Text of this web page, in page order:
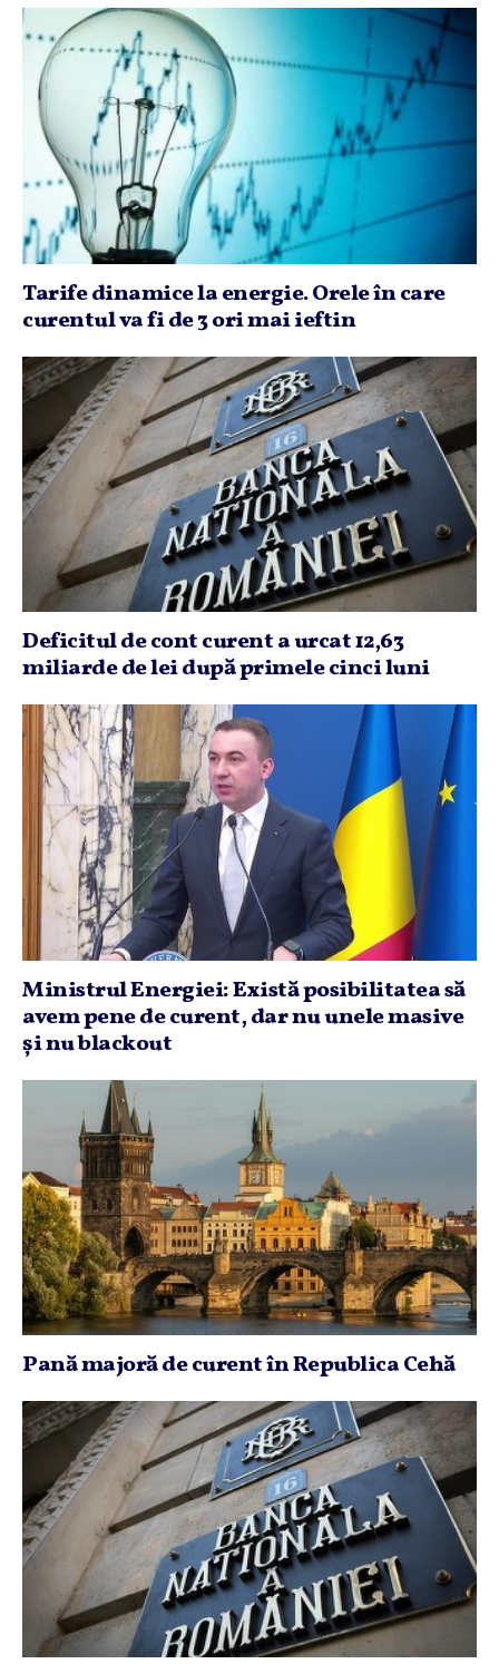
Tarife dinamice la energie. Orele în care
curentul va fi de 3 ori mai ieftin
Deficitul de cont curent a urcat 12,63
miliarde de lei după primele cinci luni
Ministrul Energiei: Există posibilitatea să
avem pene de curent, dar nu unele masive
şi nu blackout
Pană majoră de curent în Republica Cehă